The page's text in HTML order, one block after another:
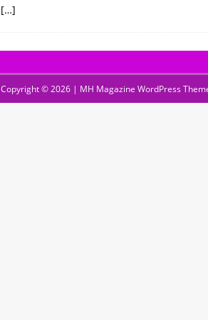
[…]
Copyright © 2026 | MH Magazine WordPress